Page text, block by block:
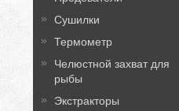
Сушилки
Термометр
Челюстной захват для
рыбы
Экстракторы